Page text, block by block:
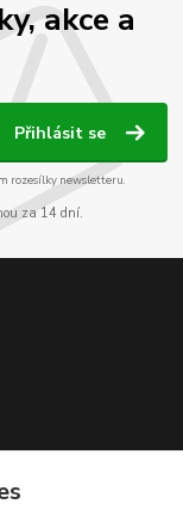
akce a
Přihlásit se
rozesílky newsletteru.
za 14 dní.